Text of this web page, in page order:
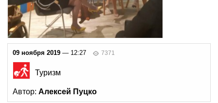
09 ноября 2019 — 12:27 7371
Туризм
Автор: Алексей Пуцко